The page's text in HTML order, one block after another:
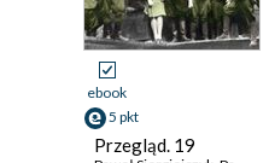
ebook
5 pkt
Przegląd. 19